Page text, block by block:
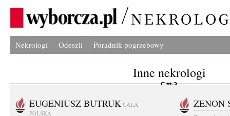
Nekrologi Odeszli Poradnik pogrzebowy
Inne nekrologi
EUGENIUSZ BUTRUK CAŁA
POLSKA
ZENON